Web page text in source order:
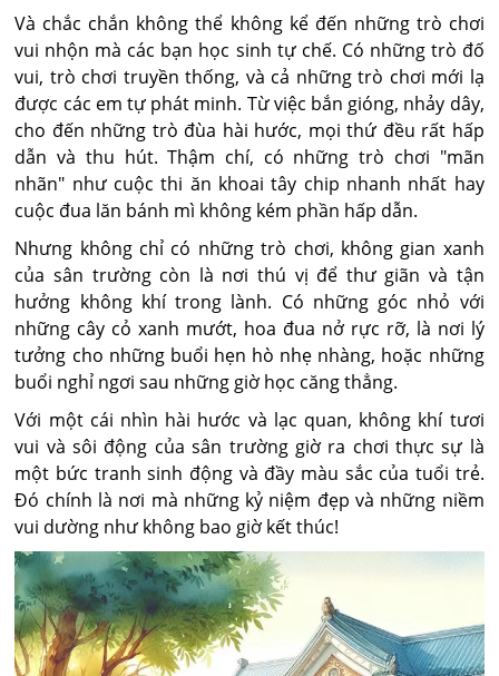
Và chắc chắn không thể không kể đến những trò chơi
vui nhộn mà các bạn học sinh tự chế. Có những trò đố
vui, trò chơi truyền thống, và cả những trò chơi mới lạ
được các em tự phát minh. Từ việc bắn gióng, nhảy dây,
cho đến những trò đùa hài hước, mọi thứ đều rất hấp
dẫn và thu hút. Thậm chí, có những trò chơi "mãn
nhãn" như cuộc thi ăn khoai tây chip nhanh nhất hay
cuộc đua lăn bánh mì không kém phần hấp dẫn.
Nhưng không chỉ có những trò chơi, không gian xanh
của sân trường còn là nơi thú vị để thư giãn và tận
hưởng không khí trong lành. Có những góc nhỏ với
những cây cỏ xanh mướt, hoa đua nở rực rỡ, là nơi lý
tưởng cho những buổi hẹn hò nhẹ nhàng, hoặc những
buổi nghỉ ngơi sau những giờ học căng thẳng.
Với một cái nhìn hài hước và lạc quan, không khí tươi
vui và sôi động của sân trường giờ ra chơi thực sự là
một bức tranh sinh động và đầy màu sắc của tuổi trẻ.
Đó chính là nơi mà những kỷ niệm đẹp và những niềm
vui dường như không bao giờ kết thúc!